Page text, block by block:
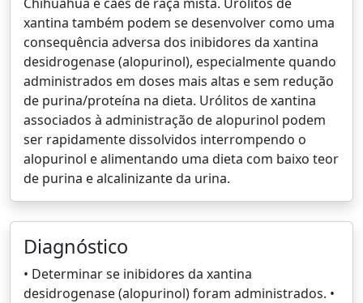
xantina também podem se desenvolver como uma
consequência adversa dos inibidores da xantina
desidrogenase (alopurinol), especialmente quando
administrados em doses mais altas e sem redução
de purina/proteína na dieta. Urólitos de xantina
associados à administração de alopurinol podem
ser rapidamente dissolvidos interrompendo o
alopurinol e alimentando uma dieta com baixo teor
de purina e alcalinizante da urina.
Diagnóstico
• Determinar se inibidores da xantina
desidrogenase (alopurinol) foram administrados. •